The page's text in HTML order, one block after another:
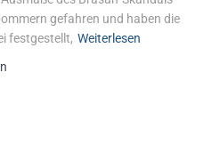
gefahren und haben die
festgestellt, Weiterlesen